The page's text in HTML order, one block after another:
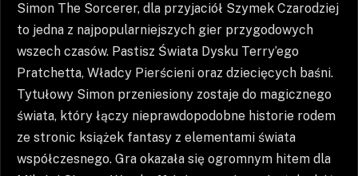
Simon The Sorcerer, dla przyjaciół Szymek Czarodziej
to jedna z najpopularniejszych gier przygodowych
wszech czasów. Pastisz Świata Dysku Terry’ego
Pratchetta, Władcy Pierścieni oraz dziecięcych baśni.
Tytułowy Simon przeniesiony zostaje do magicznego
świata, który łączy nieprawdopodobne historie rodem
ze stronic książek fantasy z elementami świata
współczesnego. Gra okazała się ogromnym hitem dla